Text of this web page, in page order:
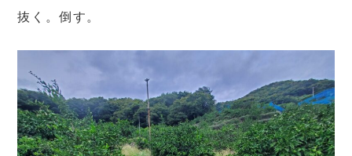
抜く。倒す。